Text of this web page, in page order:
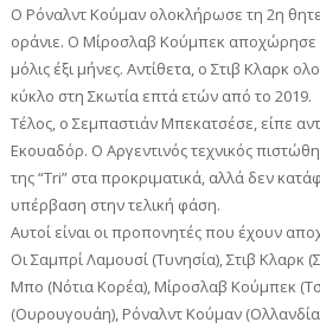
O Ρόναλντ Κούμαν ολοκλήρωσε τη 2η
οράνιε. O Μίροσλαβ Κούμπεκ αποχώρησε
μόλις έξι μήνες. Αντίθετα, ο Στιβ Κλαρκ
κύκλο στη Σκωτία επτά ετών από το 2019.
Τέλος, ο Σεμπαστιάν Μπεκατσέσε, είπε
Εκουαδόρ. Ο Αργεντινός τεχνικός
της “Τri” στα προκριματικά, αλλά δεν
υπέρβαση στην τελική φάση.
Αυτοί είναι οι προπονητές που έχουν
Οι Σαμπρί Λαμουσί (Τυνησία), Στιβ Κλαρκ
Μπο (Νότια Κορέα), Μίροσλαβ Κούμπεκ
(Ουρουγουάη), Ρόναλντ Κούμαν